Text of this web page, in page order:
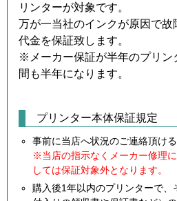
リンターが対象です。
万が一当社のインクが原因で故
代金を保証致します。
※メーカー保証が半年のプリン
間も半年になります。
プリンター本体保証規定
事前に当店へ状況のご連絡頂ける
※当店の指示なくメーカー修理
しては保証対象外となります。
購入後1年以内のプリンターで、